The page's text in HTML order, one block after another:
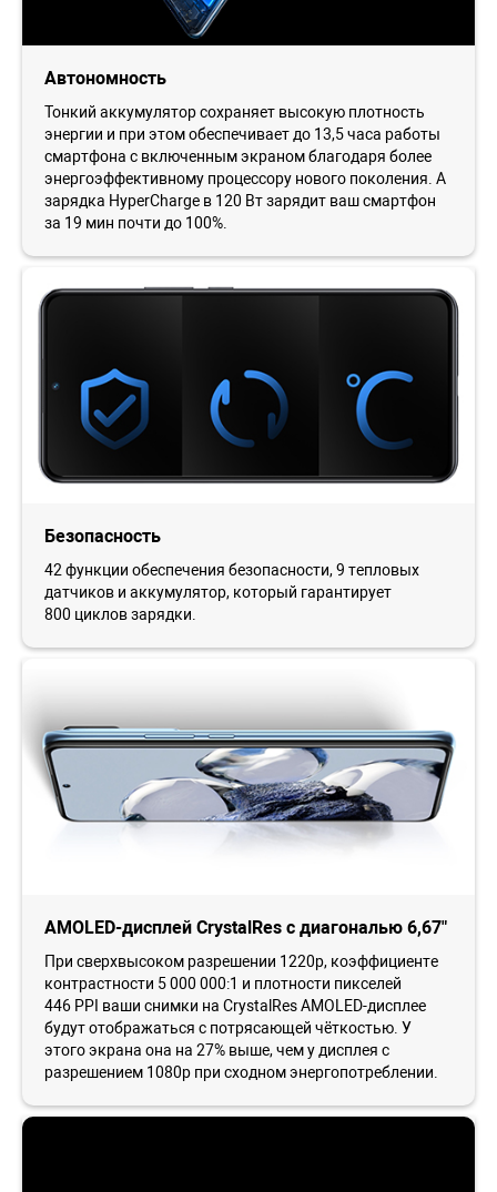
Автономность
Тонкий аккумулятор сохраняет высокую плотность
энергии и при этом обеспечивает до 13,5 часа работы
смартфона с включенным экраном благодаря более
энергоэффективному процессору нового поколения. А
зарядка HyperCharge в 120 Вт зарядит ваш смартфон
за 19 мин почти до 100%.
Безопасность
42 функции обеспечения безопасности, 9 тепловых
датчиков и аккумулятор, который гарантирует
800 циклов зарядки.
AMOLED-дисплей CrystalRes с диагональю 6,67"
При сверхвысоком разрешении 1220p, коэффициенте
контрастности 5 000 000:1 и плотности пикселей
446 PPI ваши снимки на CrystalRes AMOLED-дисплее
будут отображаться с потрясающей чёткостью. У
этого экрана она на 27% выше, чем у дисплея с
разрешением 1080p при сходном энергопотреблении.